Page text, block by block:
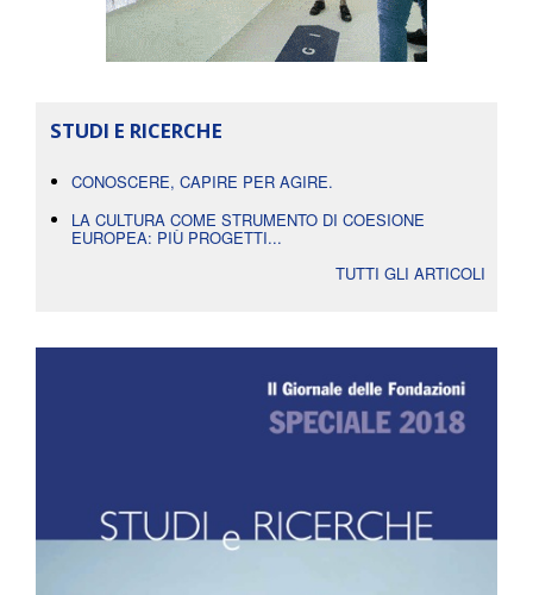
STUDI E RICERCHE
CONOSCERE, CAPIRE PER AGIRE.
LA CULTURA COME STRUMENTO DI COESIONE
EUROPEA: PIÙ PROGETTI...
TUTTI GLI ARTICOLI